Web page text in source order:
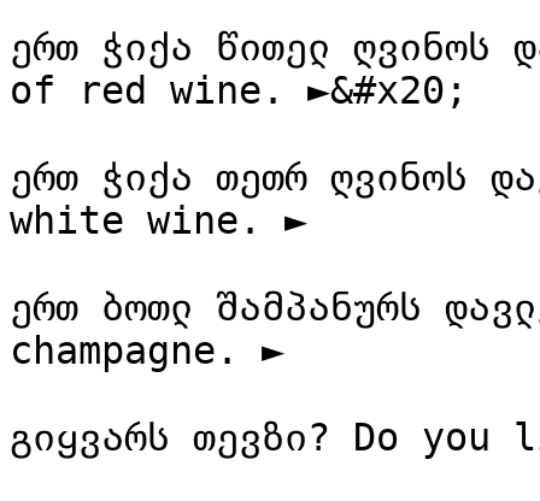
ერთ ჭიქა წითელ
of red wine. ►&#x20;
ერთ ჭიქა თეთრ ღვინოს
white wine. ►
ერთ ბოთლ შამპანურს
champagne. ►
გიყვარს თევზი? Do